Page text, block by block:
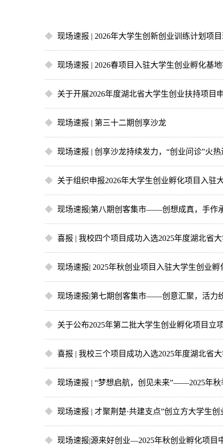
◆ 现场速报 | 2026年大学生创新创业训练计划项
◆ 现场速报 | 2026春项目入驻大学生创业孵化基
◆ 关于开展2026年度湖北省大学生创业扶持项目
◆ 现场速报 | 第三十二期创享沙龙
◆ 现场速报 | 创享沙龙持续发力，“创业问诊”火热
◆ 关于组织申报2026年大学生创业孵化项目入驻
◆ 现场速报|第八期创客集市——创想成真，手作
◆ 喜报 | 我校四个项目成功入选2025年度湖北省
◆ 现场速报| 2025年秋创业项目入驻大学生创业
◆ 现场速报|第七期创客集市——创意汇聚，活力
◆ 关于公布2025年第二批大学生创业孵化项目立
◆ 喜报 | 我校三个项目成功入选2025年度湖北省
◆ 现场速报 | “梦想启航，创见未来”——2025年
◆ 现场速报 | 才聚荆楚·共建支点”创立方大学生
◆ 现场速报|源来好创业—2025年秋创业孵化项目